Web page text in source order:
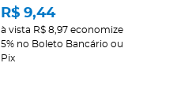
R$ 9,44
à vista R$ 8,97 economize
5% no Boleto Bancário ou
Pix